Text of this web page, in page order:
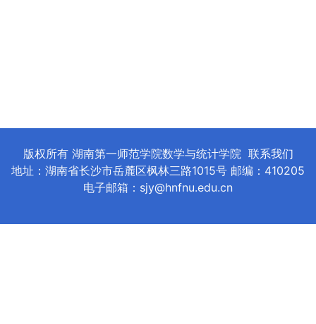
版权所有 湖南第一师范学院数学与统计学院 联系我们
地址：湖南省长沙市岳麓区枫林三路1015号 邮编：410205
电子邮箱：sjy@hnfnu.edu.cn